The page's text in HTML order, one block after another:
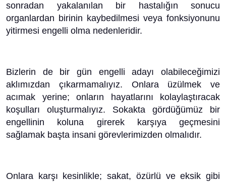
sonradan yakalanılan bir hastalığın sonucu
organlardan birinin kaybedilmesi veya fonksiyonunu
yitirmesi engelli olma nedenleridir.
Bizlerin de bir gün engelli adayı olabileceğimizi
aklımızdan çıkarmamalıyız. Onlara üzülmek ve
acımak yerine; onların hayatlarını kolaylaştıracak
koşulları oluşturmalıyız. Sokakta gördüğümüz bir
engellinin koluna girerek karşıya geçmesini
sağlamak başta insani görevlerimizden olmalıdır.
Onlara karşı kesinlikle; sakat, özürlü ve eksik gibi